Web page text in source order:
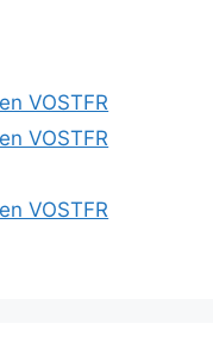
VOSTFR
VOSTFR
VOSTFR